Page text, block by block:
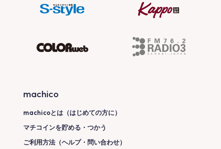
machico
machicoとは（はじめての方に）
マチコインを貯める・つかう
ご利用方法（ヘルプ・問い合わせ）